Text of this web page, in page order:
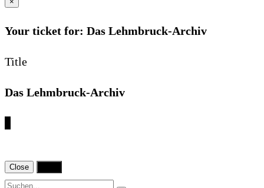
Your ticket for: Das Lehmbruck-Archiv
Title
Das Lehmbruck-Archiv
Close